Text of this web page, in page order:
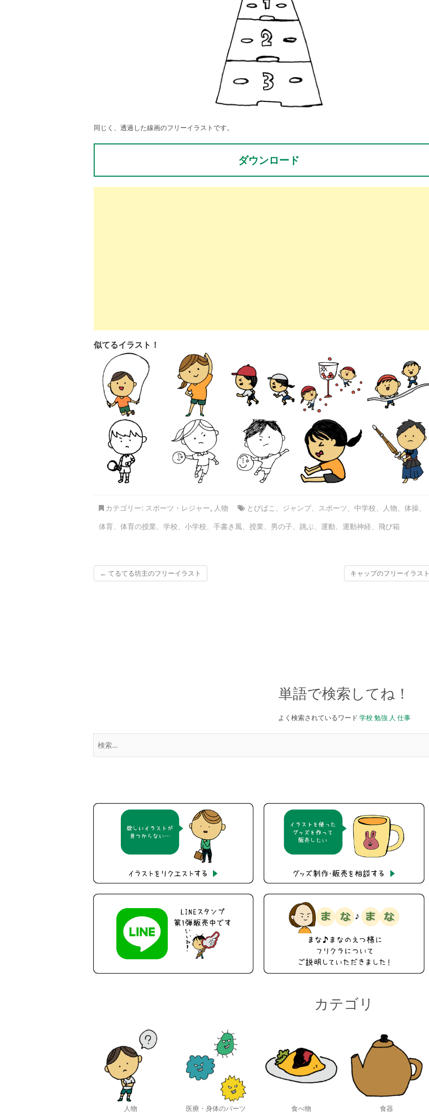
同じく、透過した線画のフリーイラストです。
ダウンロード
似てるイラスト！
カテゴリー: スポーツ・レジャー, 人物 とびばこ 、 ジャンプ、 スポーツ、 中学校、 人物、 体操、
体育、 体育の授業、 学校、 小学校、 手書き風、 授業、 男の子、 跳ぶ、 運動、 運動神経、 飛び箱
← てるてる坊主のフリーイラスト キャップのフリーイラスト
単語で検索してね！
よく検索されているワード 学校 勉強 人 仕事
カテゴリ
人物 医療・身体のパーツ 食べ物 食器